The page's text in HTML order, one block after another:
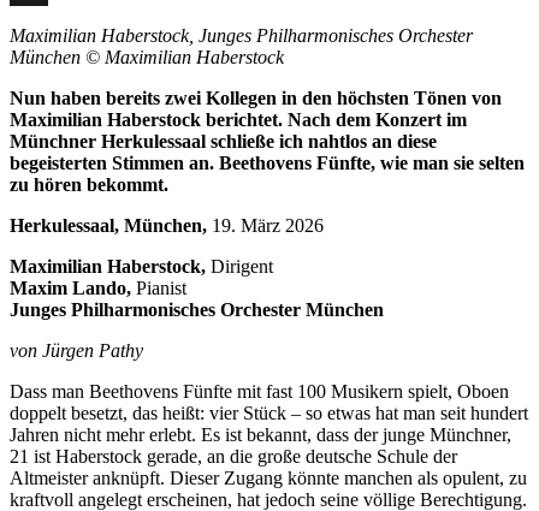
X
Maximilian Haberstock, Junges Philharmonisches Orchester
München © Maximilian Haberstock
Nun haben bereits zwei Kollegen in den höchsten Tönen von
Maximilian Haberstock berichtet. Nach dem Konzert im
Münchner Herkulessaal schließe ich nahtlos an diese
begeisterten Stimmen an. Beethovens Fünfte, wie man sie selten
zu hören bekommt.
Herkulessaal, München, 19. März 2026
Maximilian Haberstock, Dirigent
Maxim Lando, Pianist
Junges Philharmonisches Orchester München
von Jürgen Pathy
Dass man Beethovens Fünfte mit fast 100 Musikern spielt, Oboen
doppelt besetzt, das heißt: vier Stück – so etwas hat man seit hundert
Jahren nicht mehr erlebt. Es ist bekannt, dass der junge Münchner,
21 ist Haberstock gerade, an die große deutsche Schule der
Altmeister anknüpft. Dieser Zugang könnte manchen als opulent, zu
kraftvoll angelegt erscheinen, hat jedoch seine völlige Berechtigung.